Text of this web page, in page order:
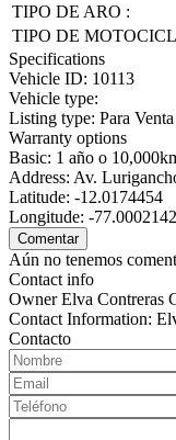
TIPO DE ARO :
TIPO DE
Specifications
Vehicle ID: 10113
Vehicle type:
Listing type: Para Venta
Warranty options
Basic: 1 año o
Address: Av.
Latitude: -12.0174454
Longitude: -
Aún no tenemos
Contact info
Owner Elva Contreras
Contact Information:
Contacto